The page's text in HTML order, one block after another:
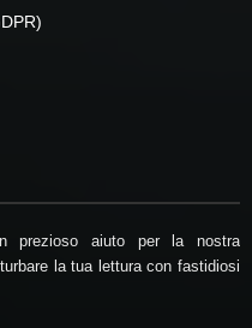
prezioso aiuto per la nostra
la tua lettura con fastidiosi